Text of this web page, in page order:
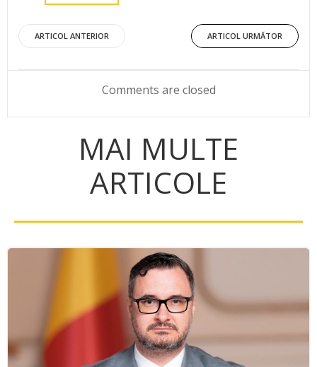
Post
navigation
ARTICOL ANTERIOR
Post
navigation
ARTICOL URMĂTOR
Comments are closed
MAI MULTE
ARTICOLE